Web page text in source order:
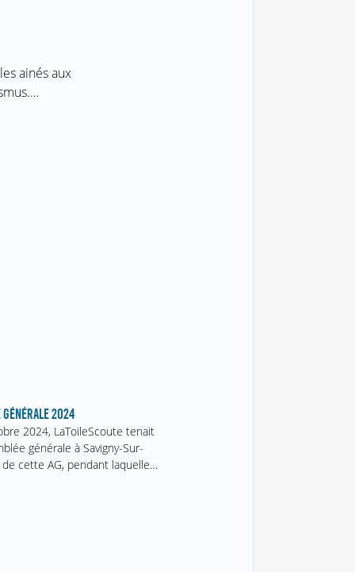
ainés aux
GÉNÉRALE 2024
2024, LaToileScoute tenait
générale à Savigny-Sur-
de cette AG, pendant laquelle…